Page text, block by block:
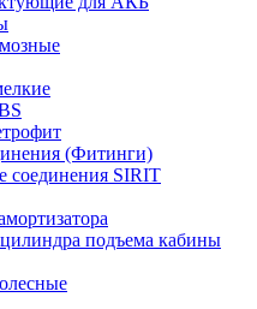
(Фитинги)
соединения SIRIT
подъема кабины